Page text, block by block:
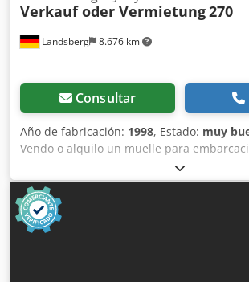
Landsberg 8.676 km
Verkauf oder Vermietung270
Consultar
Año de fabricación: 1998, Estado: muy
Vendo o alquilo un muelle para
270 toneladas, con una pasarela de 15
Longitud: 10 metros, anchura: 3 metros,
metros, calado: aproximadamente 0,25
T Hjpfx Ailor Peso: aproximadamente 8
Disponemos de cálculos estructurales,